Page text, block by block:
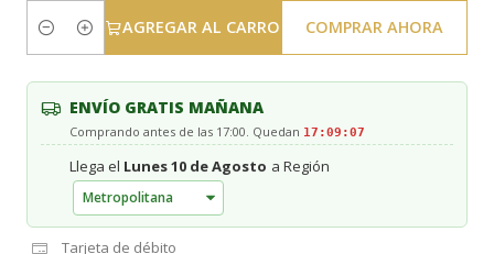
Cantidad
AGREGAR AL CARRO COMPRAR AHORA
ENVÍO GRATIS MAÑANA
Comprando antes de las 17:00. Quedan 17:09:06
Llega el Lunes 10 de Agosto a Región
Tarjeta de débito